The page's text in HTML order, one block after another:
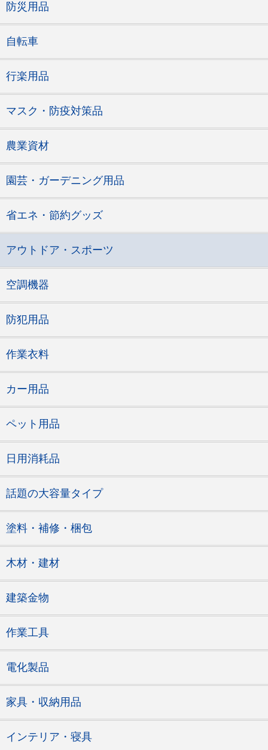
防災用品
自転車
行楽用品
マスク・防疫対策品
農業資材
園芸・ガーデニング用品
省エネ・節約グッズ
アウトドア・スポーツ
空調機器
防犯用品
作業衣料
カー用品
ペット用品
日用消耗品
話題の大容量タイプ
塗料・補修・梱包
木材・建材
建築金物
作業工具
電化製品
家具・収納用品
インテリア・寝具